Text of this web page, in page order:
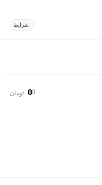
شرایط
0
0 تومان